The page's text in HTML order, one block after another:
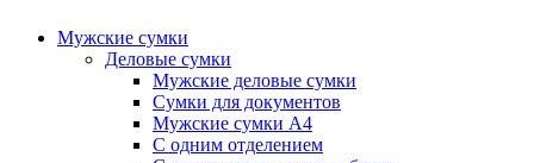
Мужские сумки
Деловые сумки
Мужские деловые сумки
Сумки для документов
Мужские сумки А4
С одним отделением